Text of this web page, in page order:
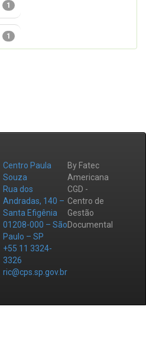
1
1
Centro Paula
Souza
Rua dos
Andradas, 140 –
Santa Efigênia
01208-000 – São
Paulo – SP
+55 11 3324-
3326
ric@cps.sp.gov.br
By Fatec
Americana
CGD -
Centro de
Gestão
Documental